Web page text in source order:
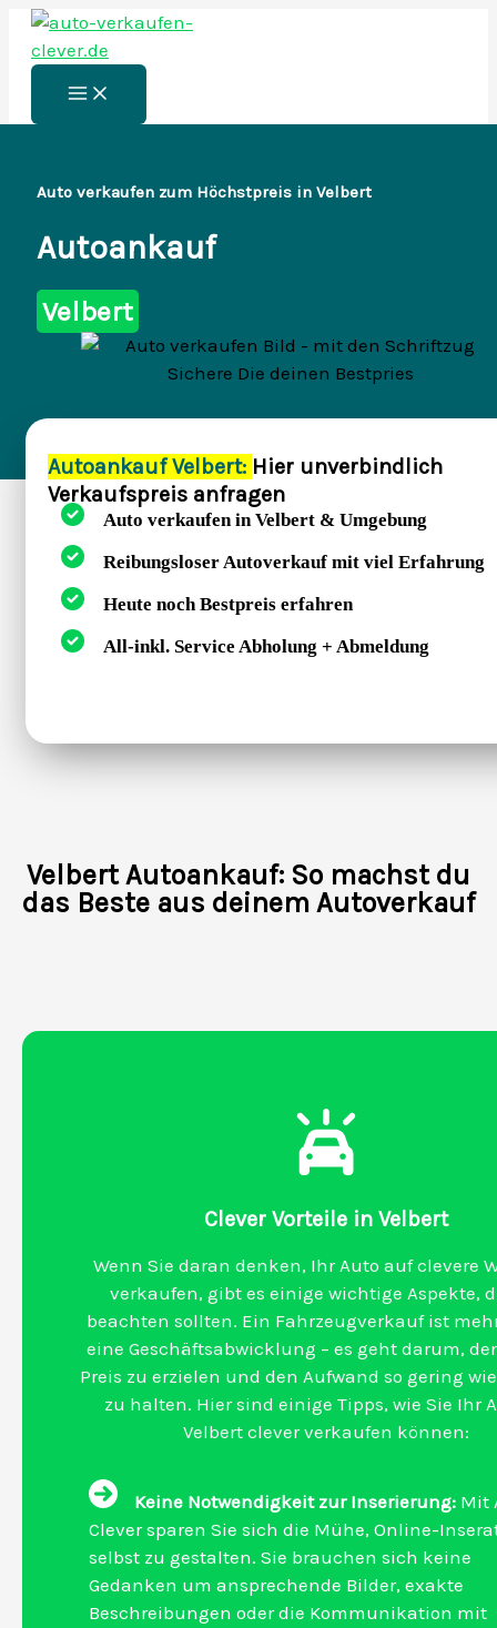
Zum
Inhalt
springen
Main
Menu
Auto verkaufen zum Höchstpreis in Velbert
Autoankauf
Velbert
Autoankauf Velbert: Hier unverbindlich
Verkaufspreis anfragen
Auto verkaufen in Velbert & Umgebung
Reibungsloser Autoverkauf mit viel Erfahrung
Heute noch Bestpreis erfahren
All-inkl. Service Abholung + Abmeldung
Velbert Autoankauf: So machst du
das Beste aus deinem Autoverkauf
Clever Vorteile in Velbert
Wenn Sie daran denken, Ihr Auto auf clevere
verkaufen, gibt es einige wichtige Aspekte,
beachten sollten. Ein Fahrzeugverkauf ist
eine Geschäftsabwicklung – es geht darum,
Preis zu erzielen und den Aufwand so gering
zu halten. Hier sind einige Tipps, wie Sie Ihr
Velbert clever verkaufen können:
Keine Notwendigkeit zur Inserierung: Mit
Clever sparen Sie sich die Mühe, Online-
selbst zu gestalten. Sie brauchen sich keine
Gedanken um ansprechende Bilder, exakte
Beschreibungen oder die Kommunikation mit